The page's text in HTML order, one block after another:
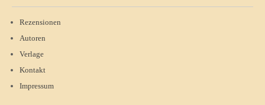
Rezensionen
Autoren
Verlage
Kontakt
Impressum